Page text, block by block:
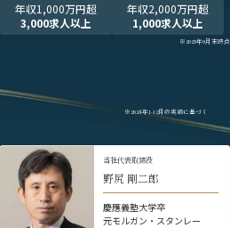
年収1,000万円超
3,000求人以上
年収2,000万円超
1,000求人以上
※2025年9月末時点
※2024年1-12月の実績に基づく
当社代表取締役
野尻 剛二郎
慶應義塾大学卒
元モルガン・スタンレー